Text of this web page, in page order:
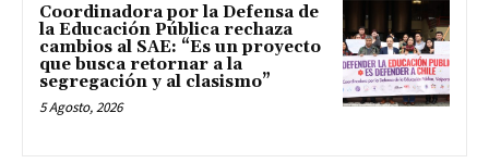
Coordinadora por la Defensa de
la Educación Pública rechaza
cambios al SAE: “Es un proyecto
que busca retornar a la
segregación y al clasismo”
5 Agosto, 2026